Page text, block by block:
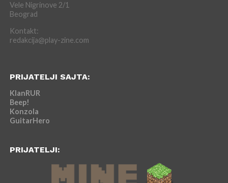
Vele Nigrinove 2/1
Beograd
Kontakt:
redakcija@play-zine.com
PRIJATELJI SAJTA:
KlanRUR
Beep!
Konzola
GuitarHero
PRIJATELJI: